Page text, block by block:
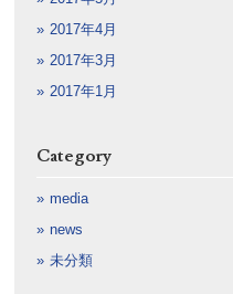
2017年4月
2017年3月
2017年1月
Category
media
news
未分類